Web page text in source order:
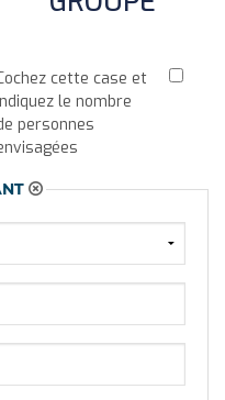
cette case et
le nombre
personnes